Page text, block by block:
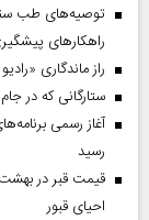
توصیه‌های طب
راهکارهای
راز ماندگاری
ستارگانی که در جام جهانی ۲۰۲۶
رسید
احیای قبور